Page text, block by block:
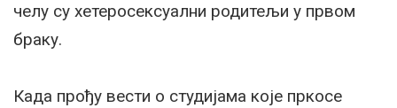
челу су хетеросексуални родитељи у првом
браку.
Када прођу вести о студијама које пркосе